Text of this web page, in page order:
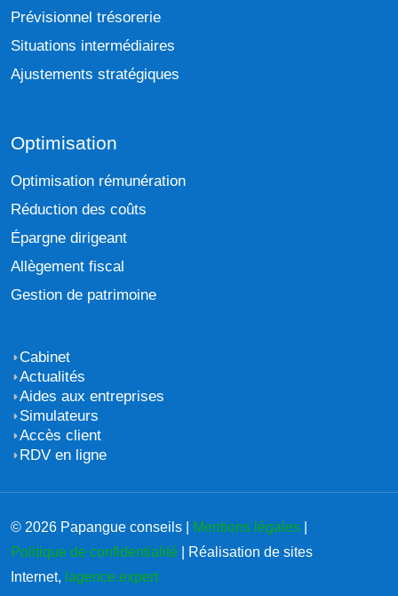
Prévisionnel trésorerie
Situations intermédiaires
Ajustements stratégiques
Optimisation
Optimisation rémunération
Réduction des coûts
Épargne dirigeant
Allègement fiscal
Gestion de patrimoine
Cabinet
Actualités
Aides aux entreprises
Simulateurs
Accès client
RDV en ligne
© 2026 Papangue conseils | Mentions légales
Politique de confidentialité | Réalisation de sites
Internet, lagence.expert